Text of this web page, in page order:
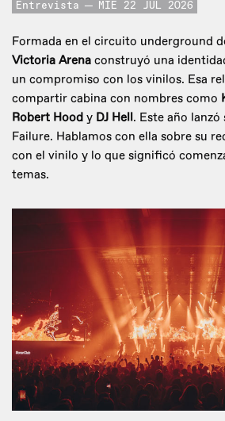
Entrevista MIE 22 JUL 2026
Formada en el circuito underground
Victoria Arena construyó una
un compromiso con los vinilos. Esa
compartir cabina con nombres como
Robert Hood y DJ Hell. Este año
Failure. Hablamos con ella sobre su
con el vinilo y lo que significó
temas.